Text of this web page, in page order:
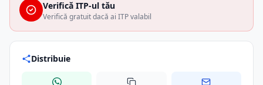
Verifică ITP-ul tău
Verifică gratuit dacă ai ITP valabil
Distribuie